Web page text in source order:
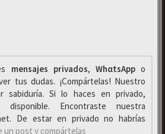
mensajes privados, WhαtsAppo
tus dudas. ¡Compártelas! Nuestro
sabiduría. Si lo haces en privado,
Encontraste nuestra
De estar en privado no habrías
un post y compártelas